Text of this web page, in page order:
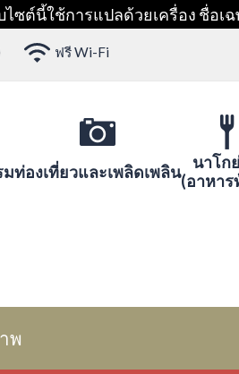
ซต์นี้ใช้การแปลด้วยเครื่อง ชื่อ
ฟรี Wi-Fi
มท่องเที่ยวและเพลิดเพลิน
นาโก
(อาหาร
พ